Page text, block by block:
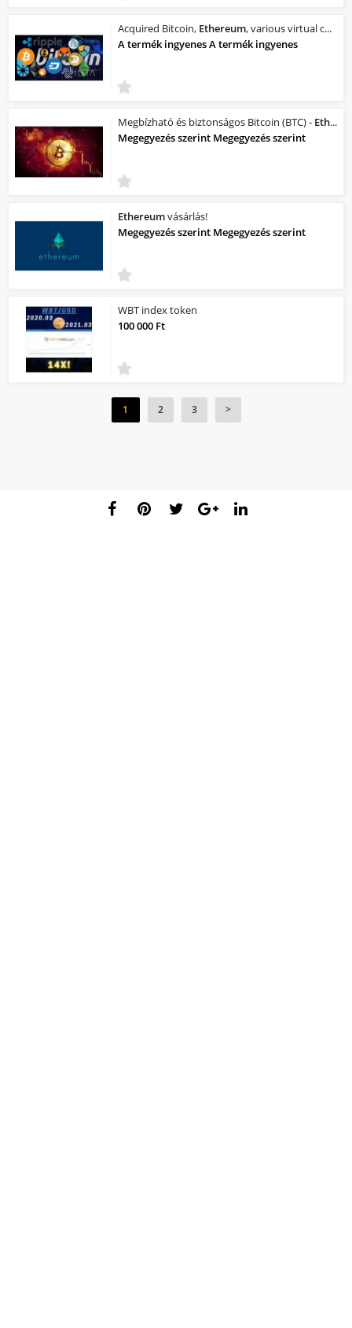
Acquired Bitcoin, Ethereum, various virtual currencies
A termék ingyenes A termék ingyenes
Megbízható és biztonságos Bitcoin (BTC) - Ethereum
Megegyezés szerint Megegyezés szerint
Ethereumvásárlás!
Megegyezés szerint Megegyezés szerint
WBT index token
100 000 Ft
1 2 3 >